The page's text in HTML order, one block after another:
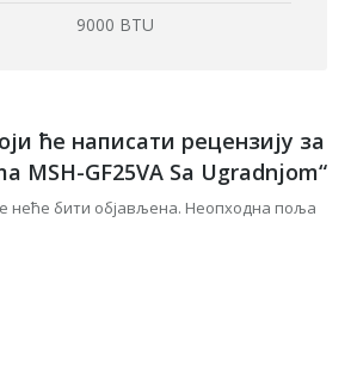
9000 BTU
ће написати рецензију за
MSH-GF25VA Sa Ugradnjom“
неће бити објављена. Неопходна поља